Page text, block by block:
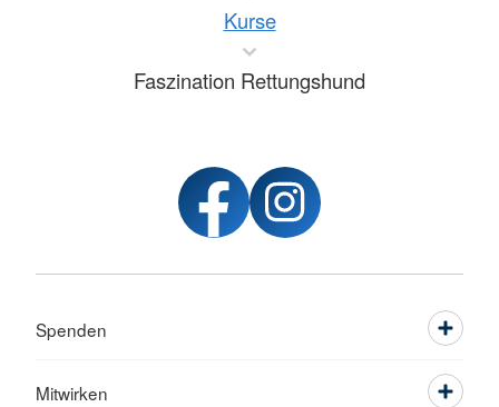
Kurse
Faszination Rettungshund
Spenden
Mitwirken